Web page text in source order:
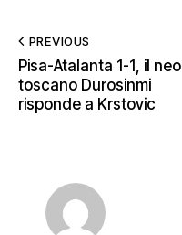
PREVIOUS
Pisa-Atalanta 1-1, il neo
toscano Durosinmi
risponde a Krstovic